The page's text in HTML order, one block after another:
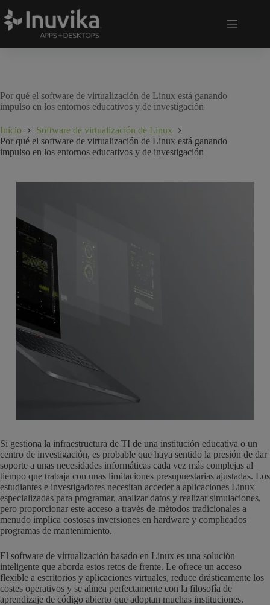
Por qué el software de virtualización de Linux está ganando
impulso en los entornos educativos y de investigación
Inicio
Software de virtualización de Linux
Por qué el software de virtualización de Linux está ganando
impulso en los entornos educativos y de investigación
Si gestiona la infraestructura de TI de una institución educativa o un
centro de investigación, es probable que haya sentido la presión de dar
soporte a unas necesidades informáticas cada vez más complejas al
tiempo que trabaja con unas limitaciones presupuestarias ajustadas. Los
estudiantes e investigadores necesitan acceder a aplicaciones Linux
especializadas para programar, analizar datos y realizar simulaciones,
pero proporcionar este acceso a través de métodos tradicionales a
menudo implica costosas inversiones en hardware y complicados
programas de mantenimiento.
El software de virtualización basado en Linux es una solución
inteligente que aborda estos retos de frente. Le ofrece un acceso
flexible a escritorios y aplicaciones virtuales, reduce drásticamente los
costes operativos y se alinea perfectamente con la filosofía de
aprendizaje de código abierto que adoptan muchas instituciones.